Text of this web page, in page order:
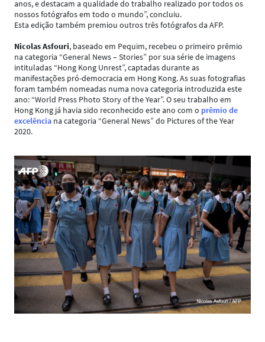
anos, e destacam a qualidade do trabalho realizado por todos os
nossos fotógrafos em todo o mundo”, concluiu.
Esta edição também premiou outros três fotógrafos da AFP.
Nicolas Asfouri, baseado em Pequim, recebeu o primeiro prêmio
na categoria “General News – Stories” por sua série de imagens
intituladas “Hong Kong Unrest”, captadas durante as
manifestações pró-democracia em Hong Kong. As suas fotografias
foram também nomeadas numa nova categoria introduzida este
ano: “World Press Photo Story of the Year”. O seu trabalho em
Hong Kong já havia sido reconhecido este ano com o prêmio de
excelência na categoria “General News” do Pictures of the Year
2020.